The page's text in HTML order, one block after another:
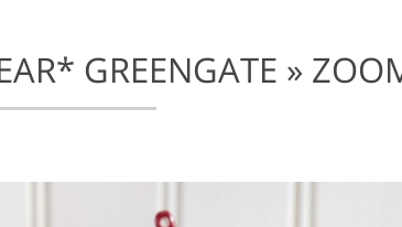
GREENGATE »